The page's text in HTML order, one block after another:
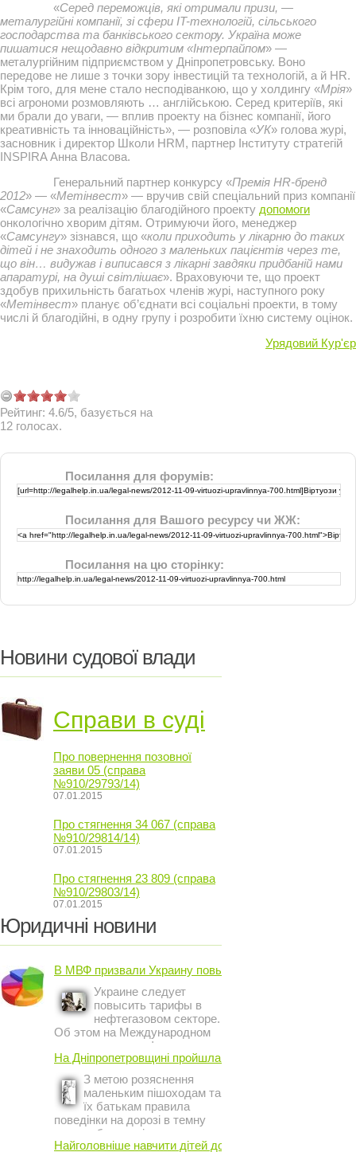
«Серед переможців, які отримали призи, —
металургійні компанії, зі сфери IT-технологій, сільського
господарства та банківського сектору. Україна може
пишатися нещодавно відкритим «Інтерпайпом» —
металургійним підприємством у Дніпропетровську. Воно
передове не лише з точки зору інвестицій та технологій, а й HR.
Крім того, для мене стало несподіванкою, що у холдингу «Мрія»
всі агрономи розмовляють … англійською. Серед критеріїв, які
ми брали до уваги, — вплив проекту на бізнес компанії, його
креативність та інноваційність», — розповіла «УК» голова журі,
засновник і директор Школи HRM, партнер Інституту стратегій
INSPIRA Анна Власова.
Генеральний партнер конкурсу «Премія HR-бренд
2012» — «Метінвест» — вручив свій спеціальний приз компанії
«Самсунг» за реалізацію благодійного проекту допомоги
онкологічно хворим дітям. Отримуючи його, менеджер
«Самсунгу» зізнався, що «коли приходить у лікарню до таких
дітей і не знаходить одного з маленьких пацієнтів через те,
що він… видужав і виписався з лікарні завдяки придбаній нами
апаратурі, на душі світлішає». Враховуючи те, що проект
здобув прихильність багатьох членів журі, наступного року
«Метінвест» планує об’єднати всі соціальні проекти, в тому
числі й благодійні, в одну групу і розробити їхню систему оцінок.
Урядовий Кур'єр
Рейтинг: 4.6/5, базується на
12 голосах.
Посилання для форумів:
Посилання для Вашого ресурсу чи ЖЖ:
Посилання на цю сторінку:
Новини судової влади
Справи в суді
Про повернення позовної
заяви 05 (справа
№910/29793/14)
07.01.2015
Про стягнення 34 067 (справа
№910/29814/14)
07.01.2015
Про стягнення 23 809 (справа
№910/29803/14)
07.01.2015
Юридичні новини
В МВФ призвали Украину повысить ...
Украине следует
повысить тарифы в
нефтегазовом секторе.
Об этом на Международном
инвестиционном форуме в
Киеве заявил постоянный
представитель МВФ на
Украине Жером Ваше.
На Дніпропетровщині пройшла акція ...
З метою розяснення
маленьким пішоходам та
їх батькам правила
поведінки на дорозі в темну
пору доби, працівники сектору
профілактичної роботи відділу
Найголовніше навчити дітей дотримуватися ...